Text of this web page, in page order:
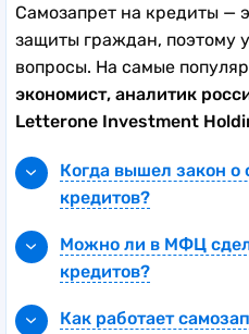
Самозапрет на кредиты —
защиты граждан, поэтому
вопросы. На самые
экономист, аналитик
Letterone Investment
Когда вышел закон о
кредитов?
законопроект,
возможность
Можно ли в МФЦ
кредитов?
самозапрета на
Как работает